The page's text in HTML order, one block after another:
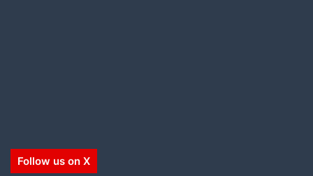
Follow us on X